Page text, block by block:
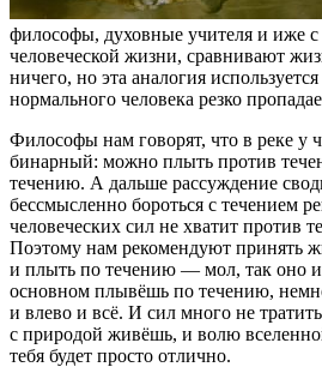
философы, духовные учителя и иже
человеческой жизни, сравнивают
ничего, но эта аналогия
нормального человека резко
Философы нам говорят, что в реке у
бинарный: можно плыть против
течению. А дальше рассуждение
бессмысленно бороться с течением
человеческих сил не хватит против
Поэтому нам рекомендуют принять
и плыть по течению — мол, так оно и
основном плывёшь по течению,
и влево и всё. И сил много не
с природой живёшь, и волю
тебя будет просто отлично.